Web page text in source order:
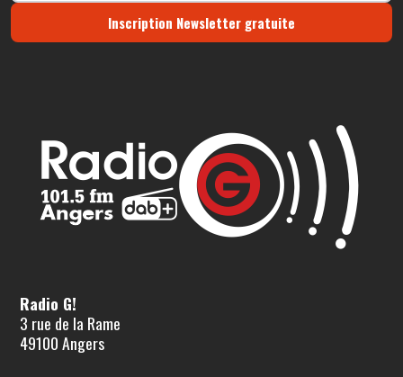
Inscription Newsletter gratuite
Radio G!
3 rue de la Rame
49100 Angers